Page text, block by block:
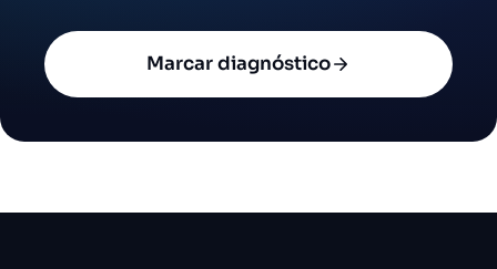
Marcar diagnóstico